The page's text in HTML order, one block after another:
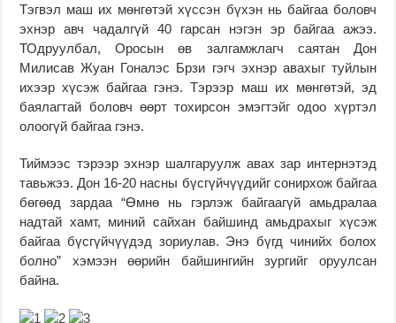
Тэгвэл маш их мөнгөтэй хүссэн бүхэн нь байгаа боловч
эхнэр авч чадалгүй 40 гарсан нэгэн эр байгаа ажээ.
ТОдруулбал, Оросын өв залгамжлагч саятан Дон
Милисав Жуан Гоналэс Брзи гэгч эхнэр авахыг туйлын
ихээр хүсэж байгаа гэнэ. Тэрээр маш их мөнгөтэй, эд
баялагтай боловч өөрт тохирсон эмэгтэйг одоо хүртэл
олоогүй байгаа гэнэ.
Тиймээс тэрээр эхнэр шалгаруулж авах зар интернэтэд
тавьжээ. Дон 16-20 насны бүсгүйчүүдийг сонирхож байгаа
бөгөөд зардаа “Өмнө нь гэрлэж байгаагүй амьдралаа
надтай хамт, миний сайхан байшинд амьдрахыг хүсэж
байгаа бүсгүйчүүдэд зориулав. Энэ бүгд чинийх болох
болно” хэмээн өөрийн байшингийн зургийг оруулсан
байна.